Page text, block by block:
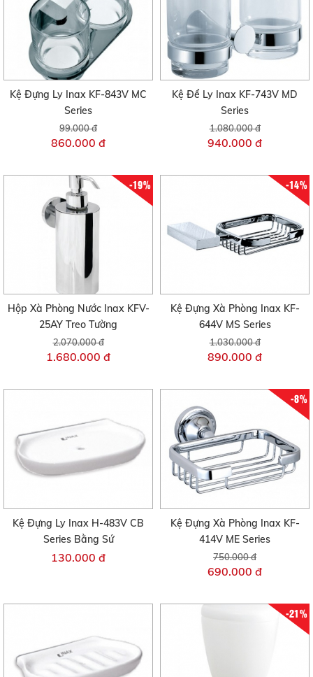
Kệ Đựng Ly Inax KF-843V MC
Series
99.000 đ
860.000 đ
Kệ Để Ly Inax KF-743V MD
Series
1.080.000 đ
940.000 đ
-19%
Hộp Xà Phòng Nước Inax KFV-
25AY Treo Tường
2.070.000 đ
1.680.000 đ
-14%
Kệ Đựng Xà Phòng Inax KF-
644V MS Series
1.030.000 đ
890.000 đ
Kệ Đựng Ly Inax H-483V CB
Series Bằng Sứ
130.000 đ
-8%
Kệ Đựng Xà Phòng Inax KF-
414V ME Series
750.000 đ
690.000 đ
-21%